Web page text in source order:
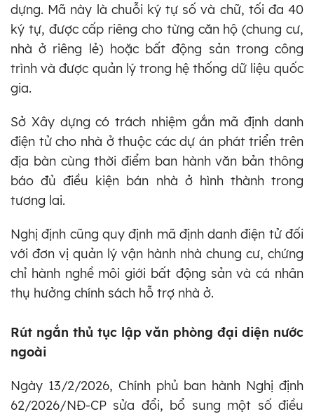
dựng. Mã này là chuỗi ký tự số và chữ, tối đa 40
ký tự, được cấp riêng cho từng căn hộ (chung cư,
nhà ở riêng lẻ) hoặc bất động sản trong công
trình và được quản lý trong hệ thống dữ liệu quốc
gia.
Sở Xây dựng có trách nhiệm gắn mã định danh
điện tử cho nhà ở thuộc các dự án phát triển trên
địa bàn cùng thời điểm ban hành văn bản thông
báo đủ điều kiện bán nhà ở hình thành trong
tương lai.
Nghị định cũng quy định mã định danh điện tử đối
với đơn vị quản lý vận hành nhà chung cư, chứng
chỉ hành nghề môi giới bất động sản và cá nhân
thụ hưởng chính sách hỗ trợ nhà ở.
Rút ngắn thủ tục lập văn phòng đại diện nước
ngoài
Ngày 13/2/2026, Chính phủ ban hành Nghị định
62/2026/NĐ-CP sửa đổi, bổ sung một số điều